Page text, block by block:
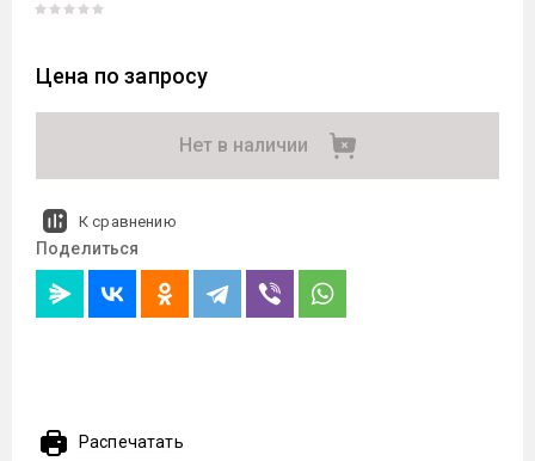
Цена по запросу
Нет в наличии
К сравнению
Поделиться
Распечатать